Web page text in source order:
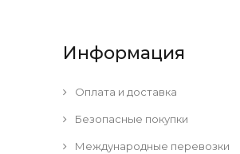
Информация
Оплата и доставка
Безопасные покупки
Международные перевозки